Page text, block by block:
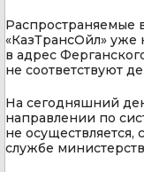
Распространяемые
«КазТрансОйл» уже
в адрес
не соответствуют
На сегодняшний
направлении по
не
службе